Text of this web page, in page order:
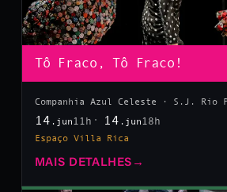
Tô Fraco, Tô Fraco!
Companhia Azul Celeste · S.J. Rio
14 .jun 11h 14 .jun 18h
Espaço Villa Rica
MAIS DETALHES →